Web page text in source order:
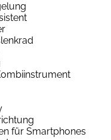
für Smartphones